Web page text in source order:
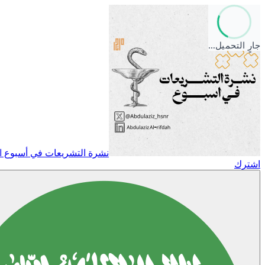
جارٍ التحميل…
نشرة التشريعات في أسبوع
اشترك